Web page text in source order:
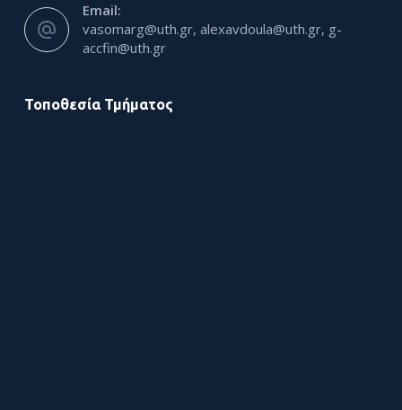
Email:
vasomarg@uth.gr, alexavdoula@uth.gr, g-
accfin@uth.gr
Τοποθεσία Τμήματος